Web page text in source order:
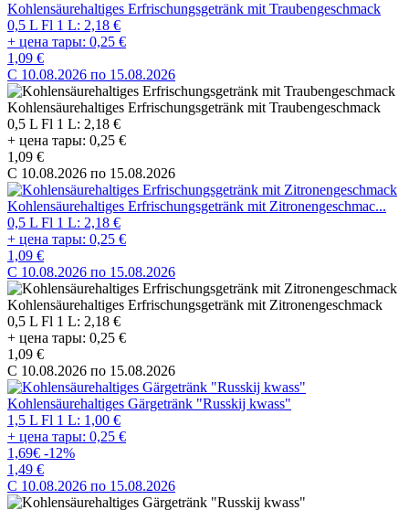
Kohlensäurehaltiges Erfrischungsgetränk mit Traubengeschmack
0,5 L Fl 1 L: 2,18 €
+ цена тары: 0,25 €
1,09 €
C 10.08.2026 по 15.08.2026
Kohlensäurehaltiges Erfrischungsgetränk mit Traubengeschmack
0,5 L Fl 1 L: 2,18 €
+ цена тары: 0,25 €
1,09 €
C 10.08.2026 по 15.08.2026
Kohlensäurehaltiges Erfrischungsgetränk mit Zitronengeschmac...
0,5 L Fl 1 L: 2,18 €
+ цена тары: 0,25 €
1,09 €
C 10.08.2026 по 15.08.2026
Kohlensäurehaltiges Erfrischungsgetränk mit Zitronengeschmack
0,5 L Fl 1 L: 2,18 €
+ цена тары: 0,25 €
1,09 €
C 10.08.2026 по 15.08.2026
Kohlensäurehaltiges Gärgetränk "Russkij kwass"
1,5 L Fl 1 L: 1,00 €
+ цена тары: 0,25 €
1,69€ -12%
1,49 €
C 10.08.2026 по 15.08.2026